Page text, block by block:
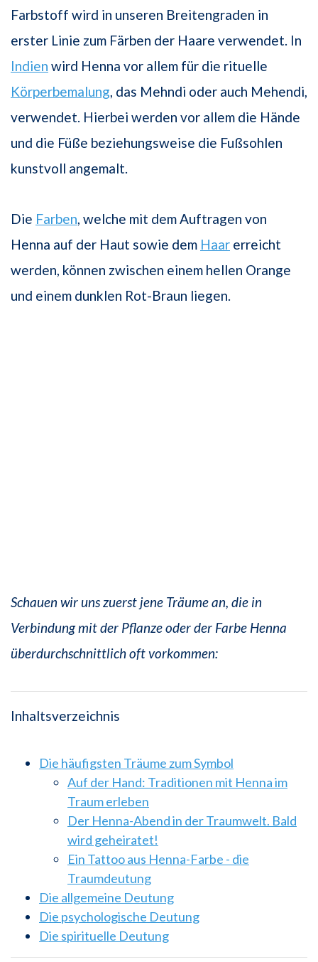
Farbstoff wird in unseren Breitengraden in
erster Linie zum Färben der Haare verwendet. In
Indien wird Henna vor allem für die rituelle
Körperbemalung , das Mehndi oder auch Mehendi,
verwendet. Hierbei werden vor allem die Hände
und die Füße beziehungsweise die Fußsohlen
kunstvoll angemalt.
Die Farben , welche mit dem Auftragen von
Henna auf der Haut sowie dem Haar erreicht
werden, können zwischen einem hellen Orange
und einem dunklen Rot-Braun liegen.
Schauen wir uns zuerst jene Träume an, die in
Verbindung mit der Pflanze oder der Farbe Henna
überdurchschnittlich oft vorkommen:
Inhaltsverzeichnis
Die häufigsten Träume zum Symbol
Auf der Hand: Traditionen mit Henna im
Traum erleben
Der Henna-Abend in der Traumwelt. Bald
wird geheiratet!
Ein Tattoo aus Henna-Farbe - die
Traumdeutung
Die allgemeine Deutung
Die psychologische Deutung
Die spirituelle Deutung